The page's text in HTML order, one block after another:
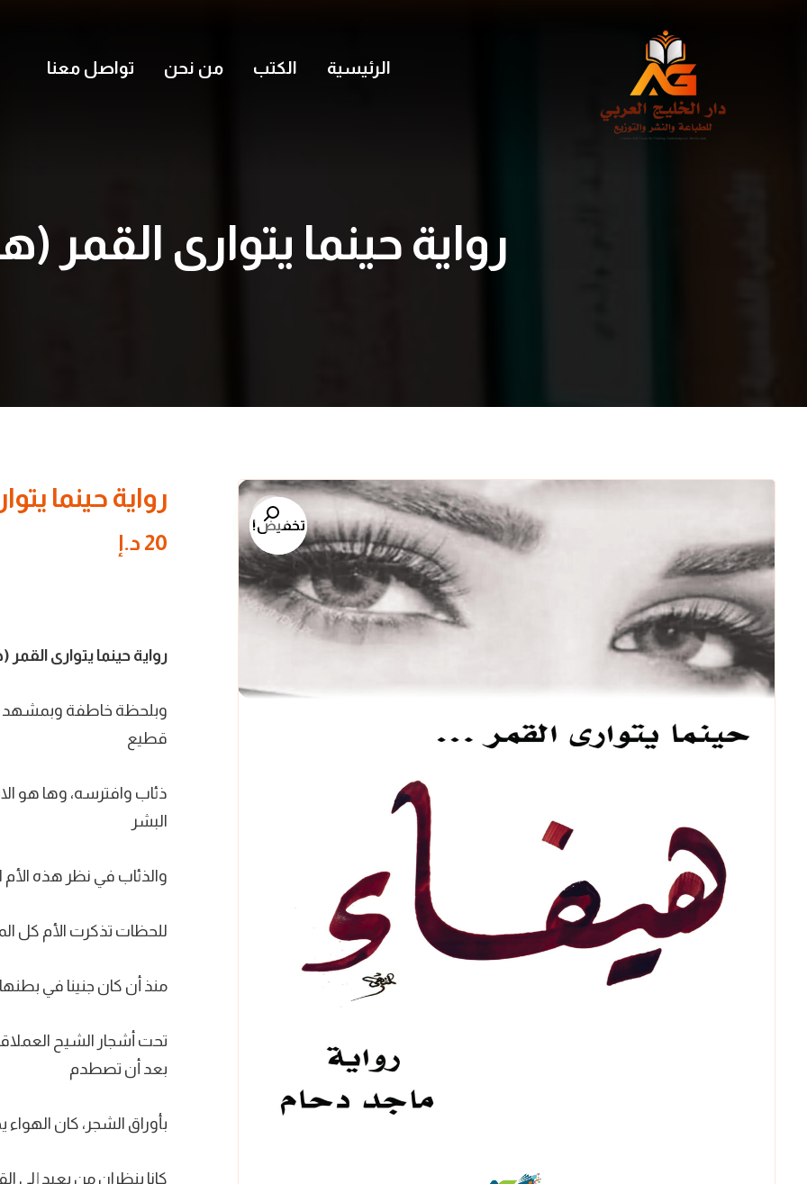
الرئيسية الكتب من نحن تواصل معنا
رواية حينما يتوارى القمر
تكبير الصورة
تخفيض!
تخفيض!
رواية حينما
20 د.إ
رواية حينما يتوارى القمر
وبلحظة خاطفة وبمشهد
قطيع
ذئاب وافترسه، وها هو
البشر
والذئاب في نظر هذه الأم
للحظات تذكرت الأم كل
منذ أن كان جنينا في
تحت أشجار الشيح
بعد أن تصطدم
بأوراق الشجر، كان
كانا ينظران من بعيد إلى